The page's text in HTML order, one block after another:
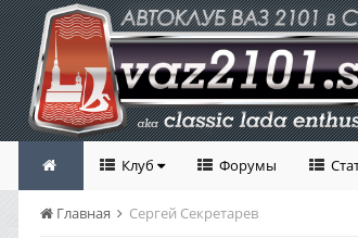
Клуб Форумы
Главная Сергей Секретарев